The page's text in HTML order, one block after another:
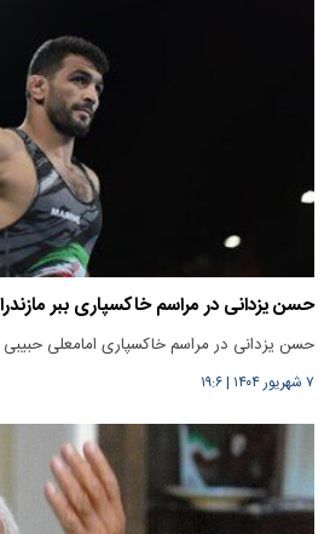
حسن یزدانی در مراسم خاکسپاری ببر
حسن یزدانی در مراسم خاکسپاری امامعلی
۷ شهریور ۱۴۰۴ |۱۹:۶